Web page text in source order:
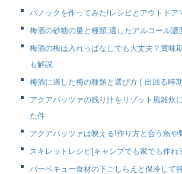
バノックを作ってみた!レシピとアウトドア
梅酒の砂糖の量と種類,適したアルコール濃
梅酒の梅は入れっぱなしでも大丈夫？賞味
も解説
梅酒に適した梅の種類と選び方 [ 出回る時
アクアパッツァの残り汁をリゾット風雑炊
た件
アクアパッツァは映える!作り方と合う魚や
スキレットレシピ[キャンプでも家でも作れ
バーベキュー食材の下ごしらえと保冷して